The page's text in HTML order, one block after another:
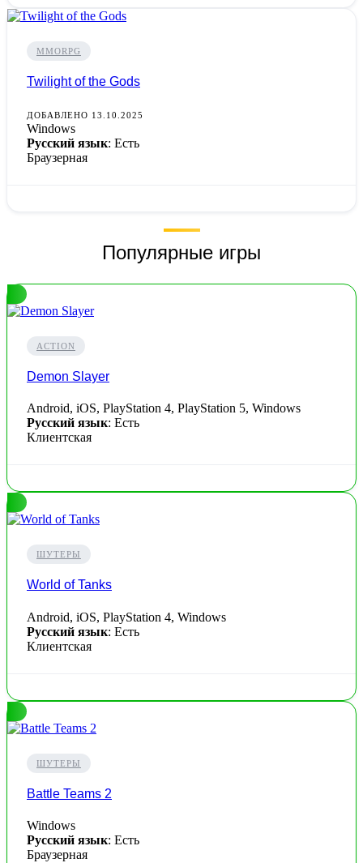
MMORPG
Twilight of the Gods
ДОБАВЛЕНО 13.10.2025
Windows
Русский язык: Есть
Браузерная
Популярные игры
ACTION
Demon Slayer
Android, iOS, PlayStation 4, PlayStation 5, Windows
Русский язык: Есть
Клиентская
ШУТЕРЫ
World of Tanks
Android, iOS, PlayStation 4, Windows
Русский язык: Есть
Клиентская
ШУТЕРЫ
Battle Teams 2
Windows
Русский язык: Есть
Браузерная